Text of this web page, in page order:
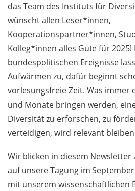
Sozialwissenschaftlichen Fakultät
Dank an den wissenschaftlichen
Zuwachs im Team SMARTUP
Projekte/Projects
Impulspapier: Wege zu einer
kolonialkritischen Stadt
„Modi organisationaler
untersucht Vielfalt in
Veranstaltungen/Events
das Team des Instituts für
wünscht allen Leser*innen,
Kooperationspartner*innen,
Kolleg*innen alles Gute für 2025!
bundespolitischen Ereignisse
Aufwärmen zu, dafür beginnt
vorlesungsfreie Zeit. Was immer
und Monate bringen werden,
Diversität zu erforschen, zu
verteidigen, wird relevant
Wir blicken in diesem Newsletter
auf unsere Tagung im
mit unserem wissenschaftlichen